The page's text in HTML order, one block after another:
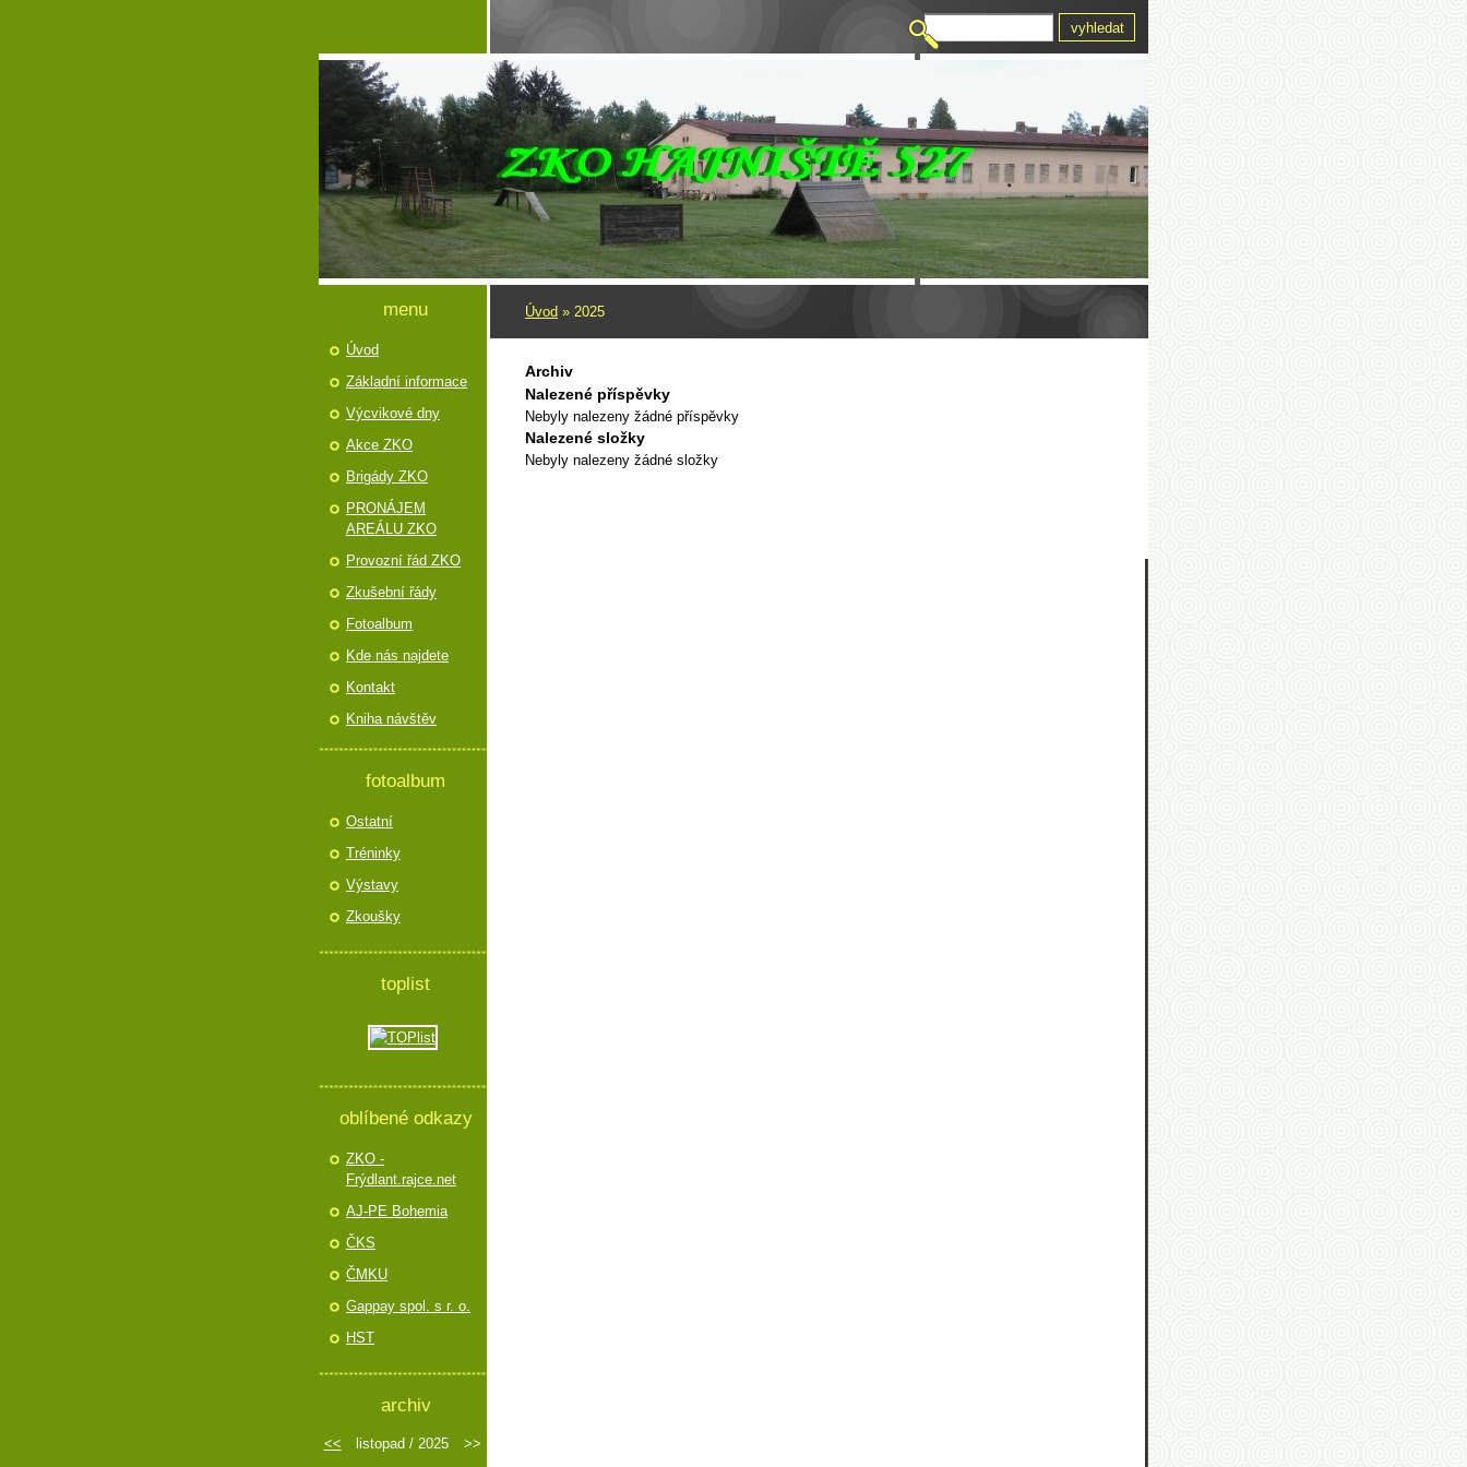
Úvod » 2025
Archiv
Nalezené příspěvky
Nebyly nalezeny žádné příspěvky
Nalezené složky
Nebyly nalezeny žádné složky
menu
Úvod
Základní informace
Výcvikové dny
Akce ZKO
Brigády ZKO
PRONÁJEM
AREÁLU ZKO
Provozní řád ZKO
Zkušební řády
Fotoalbum
Kde nás najdete
Kontakt
Kniha návštěv
fotoalbum
Ostatní
Tréninky
Výstavy
Zkoušky
toplist
oblíbené odkazy
ZKO -
Frýdlant.rajce.net
AJ-PE Bohemia
ČKS
ČMKU
Gappay spol. s r. o.
HST
archiv
<< listopad / 2025 >>